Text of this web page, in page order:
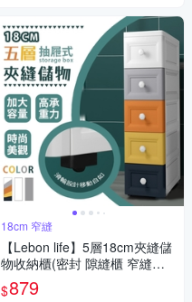
18cm 窄縫
【Lebon life】5層18cm夾縫儲
物收納櫃(密封 隙縫櫃 窄縫櫃
置物櫃 抽屜 附輪)
$879